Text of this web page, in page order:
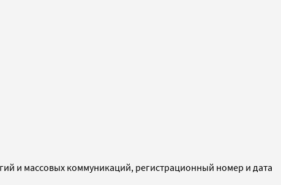
и массовых коммуникаций, регистрационный номер и дата